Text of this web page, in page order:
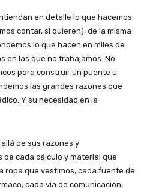
en detalle lo que hacemos
contar, si quieren), de la misma
lo que hacen en miles de
en las que no trabajamos. No
para construir un puente u
las grandes razones que
Y su necesidad en la
de sus razones y
cada cálculo y material que
ropa que vestimos, cada fuente de
cada vía de comunicación,